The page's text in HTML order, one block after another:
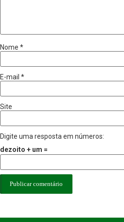
Nome *
E-mail *
Site
Digite uma resposta em números:
dezoito + um =